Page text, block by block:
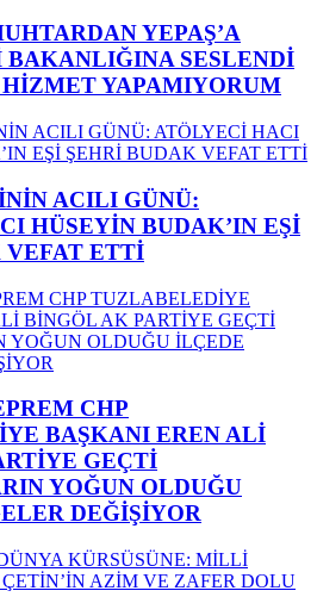
YEPAŞ’A
BAKANLIĞINA SESLENDİ
YAPAMIYORUM
ACILI GÜNÜ:
HÜSEYİN BUDAK’IN EŞİ
VEFAT ETTİ
CHP
BAŞKANI EREN ALİ
GEÇTİ
YOĞUN OLDUĞU
DEĞİŞİYOR